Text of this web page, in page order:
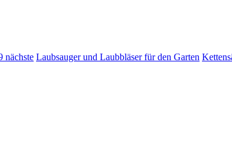
nächste Laubsauger und Laubbläser für den Garten